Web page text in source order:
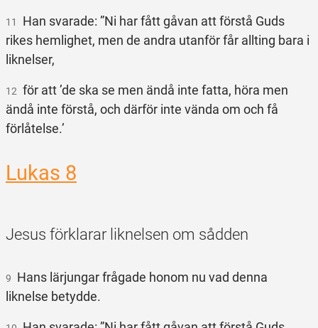
11
Han svarade: ”Ni har fått gåvan att förstå Guds
rikes hemlighet, men de andra utanför får allting bara i
liknelser,
12 för att ’de ska se men ändå inte fatta, höra men
ändå inte förstå, och därför inte vända om och få
förlåtelse.’
Lukas 8
Jesus förklarar liknelsen om sådden
9 Hans lärjungar frågade honom nu vad denna
liknelse betydde.